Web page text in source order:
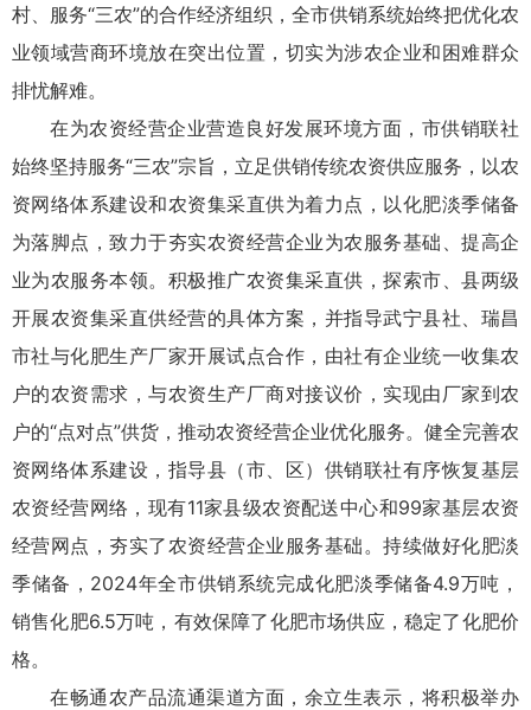
村、服务“三农”的合作经济组织，全市供销系统始终把优化农
业领域营商环境放在突出位置，切实为涉农企业和困难群众
排忧解难。
在为农资经营企业营造良好发展环境方面，市供销联社
始终坚持服务“三农”宗旨，立足供销传统农资供应服务，以农
资网络体系建设和农资集采直供为着力点，以化肥淡季储备
为落脚点，致力于夯实农资经营企业为农服务基础、提高企
业为农服务本领。积极推广农资集采直供，探索市、县两级
开展农资集采直供经营的具体方案，并指导武宁县社、瑞昌
市社与化肥生产厂家开展试点合作，由社有企业统一收集农
户的农资需求，与农资生产厂商对接议价，实现由厂家到农
户的“点对点”供货，推动农资经营企业优化服务。健全完善农
资网络体系建设，指导县（市、区）供销联社有序恢复基层
农资经营网络，现有11家县级农资配送中心和99家基层农资
经营网点，夯实了农资经营企业服务基础。持续做好化肥淡
季储备，2024年全市供销系统完成化肥淡季储备4.9万吨，
销售化肥6.5万吨，有效保障了化肥市场供应，稳定了化肥价
格。
在畅通农产品流通渠道方面，余立生表示，将积极举办